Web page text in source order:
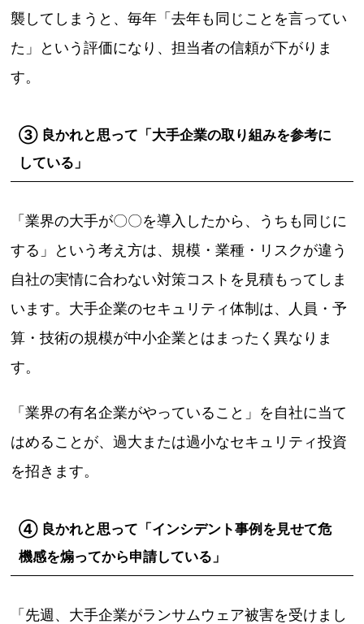
襲してしまうと、毎年「去年も同じことを言ってい
た」という評価になり、担当者の信頼が下がりま
す。
③ 良かれと思って「大手企業の取り組みを参考に
している」
「業界の大手が〇〇を導入したから、うちも同じに
する」という考え方は、規模・業種・リスクが違う
自社の実情に合わない対策コストを見積もってしま
います。大手企業のセキュリティ体制は、人員・予
算・技術の規模が中小企業とはまったく異なりま
す。
「業界の有名企業がやっていること」を自社に当て
はめることが、過大または過小なセキュリティ投資
を招きます。
④ 良かれと思って「インシデント事例を見せて危
機感を煽ってから申請している」
「先週、大手企業がランサムウェア被害を受けまし